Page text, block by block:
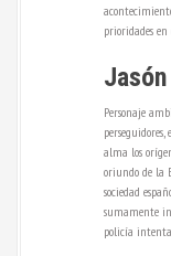
prioridades en
Jasón
Personaje
alma los
oriundo de la
sociedad
sumamente
policía